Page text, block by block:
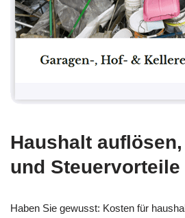
Haushalt
und Steuervorteile
Haben Sie gewusst: Kosten für